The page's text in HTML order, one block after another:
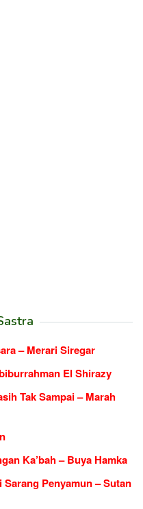
– Merari Siregar
El Shirazy
Tak Sampai – Marah
Ka’bah – Buya Hamka
Penyamun – Sutan